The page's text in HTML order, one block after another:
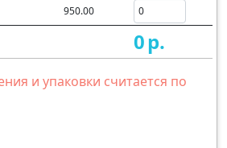
950.00
0р.
и упаковки считается по